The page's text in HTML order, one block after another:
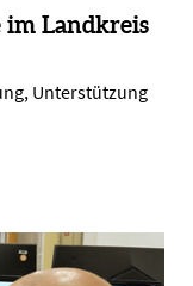
Landkreis
Unterstützung